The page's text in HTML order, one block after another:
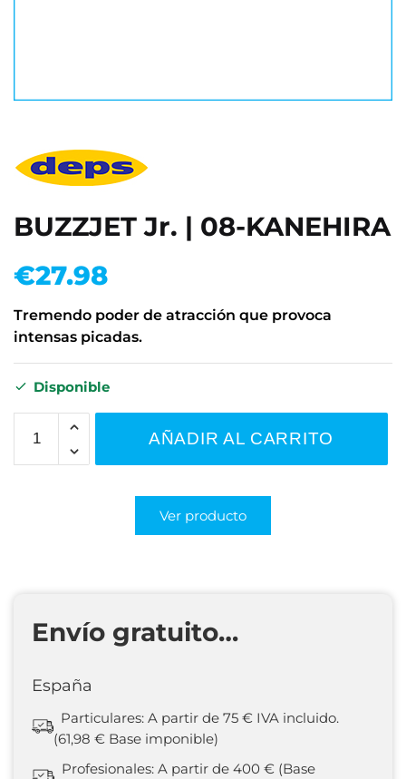
BUZZJET Jr. | 08-KANEHIRA
€27.98
Tremendo poder de atracción que provoca
intensas picadas.
Disponible
AÑADIR AL CARRITO
Ver producto
Envío gratuito…
España
Particulares: A partir de 75 € IVA incluido.
(61,98 € Base imponible)
Profesionales: A partir de 400 € (Base